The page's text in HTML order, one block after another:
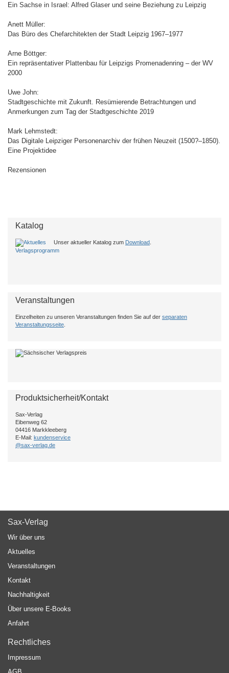
Ein Sachse in Israel: Alfred Glaser und seine Beziehung zu Leipzig
Anett Müller:
Das Büro des Chefarchitekten der Stadt Leipzig 1967–1977
Arne Böttger:
Ein repräsentativer Plattenbau für Leipzigs Promenadenring – der WV
2000
Uwe John:
Stadtgeschichte mit Zukunft. Resümierende Betrachtungen und
Anmerkungen zum Tag der Stadtgeschichte 2019
Mark Lehmstedt:
Das Digitale Leipziger Personenarchiv der frühen Neuzeit (1500?–1850).
Eine Projektidee
Rezensionen
Katalog
Unser aktueller Katalog zum Download
Veranstaltungen
Einzelheiten zu unseren Veranstaltungen finden Sie auf der separaten
Veranstaltungsseite
Produktsicherheit/Kontakt
Sax-Verlag
Eibenweg 62
04416 Markkleeberg
E-Mail: kundenservice
@sax-verlag.de
Sax-Verlag
Wir über uns
Aktuelles
Veranstaltungen
Kontakt
Nachhaltigkeit
Über unsere E-Books
Anfahrt
Rechtliches
Impressum